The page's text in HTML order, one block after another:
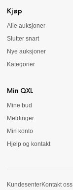
Kjøp
Alle auksjoner
Slutter snart
Nye auksjoner
Kategorier
Min QXL
Mine bud
Meldinger
Min konto
Hjelp og kontakt
KundesenterKontakt oss